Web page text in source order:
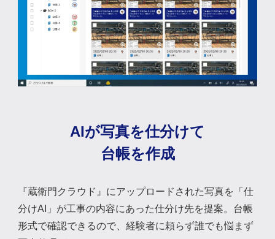
AIが写真を仕分けて
台帳を作成
『蔵衛門クラウド』にアップロードされた写真を「仕
分けAI」が工事の内容にあった仕分け先を提案。台帳
形式で確認できるので、経験者に頼らず誰でも悩まず